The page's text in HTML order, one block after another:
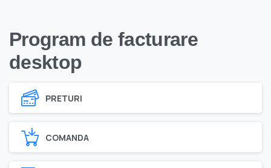
Program de facturare
desktop
PRETURI
COMANDA